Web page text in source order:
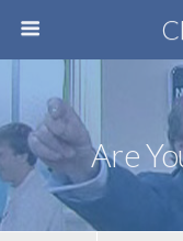
Are